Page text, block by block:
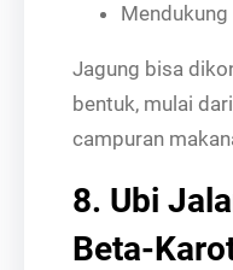
Jagung bisa
bentuk, mulai
campuran
8. Ubi
Beta-